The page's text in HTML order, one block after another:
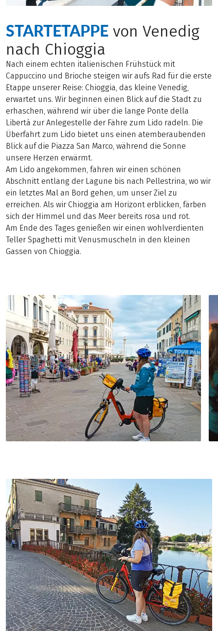
STARTETAPPE von Venedig
nach Chioggia
Nach einem echten italienischen Frühstück mit
Cappuccino und Brioche steigen wir aufs Rad für die erste
Etappe unserer Reise: Chioggia, das kleine Venedig,
erwartet uns. Wir beginnen einen Blick auf die Stadt zu
erhaschen, während wir über die lange Ponte della
Libertà zur Anlegestelle der Fähre zum Lido radeln. Die
Überfahrt zum Lido bietet uns einen atemberaubenden
Blick auf die Piazza San Marco, während die Sonne
unsere Herzen erwärmt.
Am Lido angekommen, fahren wir einen schönen
Abschnitt entlang der Lagune bis nach Pellestrina, wo wir
ein letztes Mal an Bord gehen, um unser Ziel zu
erreichen. Als wir Chioggia am Horizont erblicken, färben
sich der Himmel und das Meer bereits rosa und rot.
Am Ende des Tages genießen wir einen wohlverdienten
Teller Spaghetti mit Venusmuscheln in den kleinen
Gassen von Chioggia.